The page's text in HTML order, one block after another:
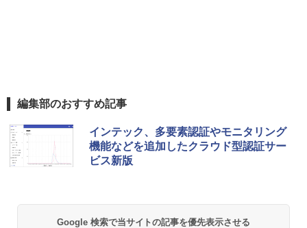
編集部のおすすめ記事
インテック、多要素認証やモニタリング
機能などを追加したクラウド型認証サー
ビス新版
Google 検索で当サイトの記事を優先表示させる